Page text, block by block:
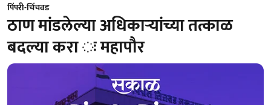
पिंपरी-चिंचवड
ठाण मांडलेल्या अधिकाऱ्यांच्या तत्काळ
बदल्या करा ः महापौर